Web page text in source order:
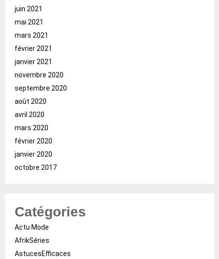
juin 2021
mai 2021
mars 2021
février 2021
janvier 2021
novembre 2020
septembre 2020
août 2020
avril 2020
mars 2020
février 2020
janvier 2020
octobre 2017
Catégories
Actu Mode
AfrikSéries
AstucesEfficaces